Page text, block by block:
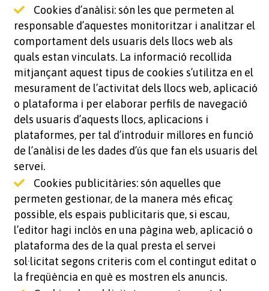
Cookies d’anàlisi: són les que permeten al
responsable d’aquestes monitoritzar i analitzar el
comportament dels usuaris dels llocs web als
quals estan vinculats. La informació recollida
mitjançant aquest tipus de cookies s’utilitza en el
mesurament de l’activitat dels llocs web, aplicació
o plataforma i per elaborar perfils de navegació
dels usuaris d’aquests llocs, aplicacions i
plataformes, per tal d’introduir millores en funció
de l’anàlisi de les dades d’ús que fan els usuaris del
servei.
Cookies publicitàries: són aquelles que
permeten gestionar, de la manera més eficaç
possible, els espais publicitaris que, si escau,
l’editor hagi inclòs en una pàgina web, aplicació o
plataforma des de la qual presta el servei
sol·licitat segons criteris com el contingut editat o
la freqüència en què es mostren els anuncis.